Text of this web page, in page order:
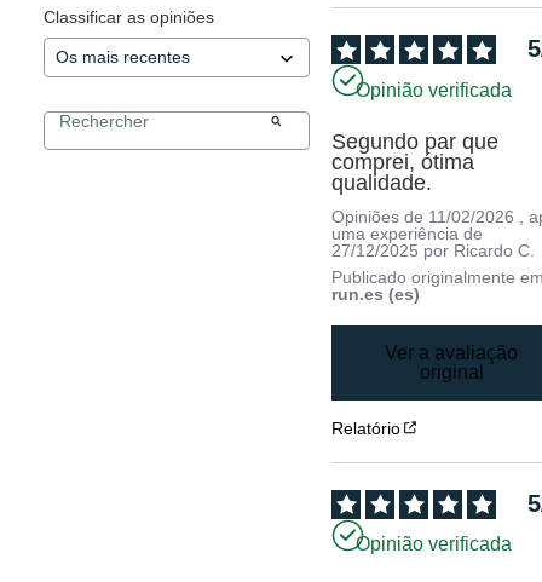
Classificar as opiniões
5
Opinião verificada
Segundo par que
comprei, ótima
qualidade.
Opiniões de 11/02/2026 ,
uma experiência de
27/12/2025 por Ricardo C.
Publicado originalmente
run.es (es)
Ver a avaliação
original
Relatório
5
Opinião verificada